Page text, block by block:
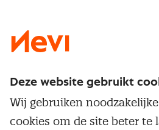
Service & contact
Populaire thema's
Deze website gebruikt
Wij gebruiken
cookies om de site beter